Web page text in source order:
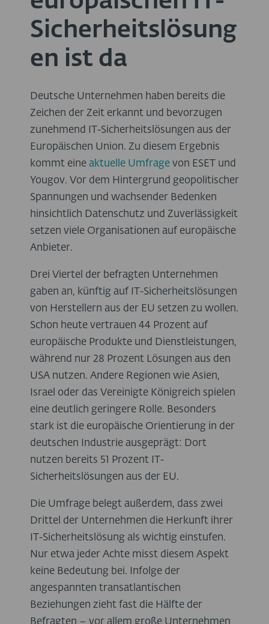
Sicherheitslösung
en ist da
Deutsche Unternehmen haben bereits die
Zeichen der Zeit erkannt und bevorzugen
zunehmend IT-Sicherheitslösungen aus der
Europäischen Union. Zu diesem Ergebnis
kommt eine aktuelle Umfrage von ESET und
Yougov. Vor dem Hintergrund geopolitischer
Spannungen und wachsender Bedenken
hinsichtlich Datenschutz und Zuverlässigkeit
setzen viele Organisationen auf europäische
Anbieter.
Drei Viertel der befragten Unternehmen
gaben an, künftig auf IT-Sicherheitslösungen
von Herstellern aus der EU setzen zu wollen.
Schon heute vertrauen 44 Prozent auf
europäische Produkte und Dienstleistungen,
während nur 28 Prozent Lösungen aus den
USA nutzen. Andere Regionen wie Asien,
Israel oder das Vereinigte Königreich spielen
eine deutlich geringere Rolle. Besonders
stark ist die europäische Orientierung in der
deutschen Industrie ausgeprägt: Dort
nutzen bereits 51 Prozent IT-
Sicherheitslösungen aus der EU.
Die Umfrage belegt außerdem, dass zwei
Drittel der Unternehmen die Herkunft ihrer
IT-Sicherheitslösung als wichtig einstufen.
Nur etwa jeder Achte misst diesem Aspekt
keine Bedeutung bei. Infolge der
angespannten transatlantischen
Beziehungen zieht fast die Hälfte der